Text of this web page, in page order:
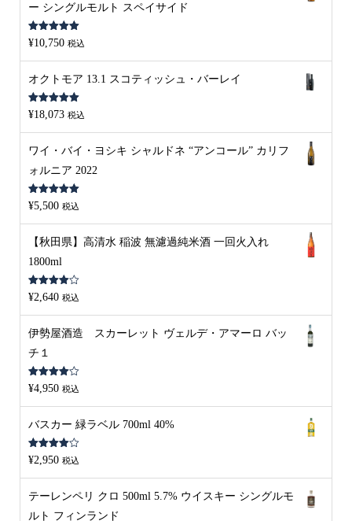
ー シングルモルト スペイサイド
5段階中5.00
の評価
¥10,750 税込
オクトモア 13.1 スコティッシュ・バーレイ
5段階中5.00
の評価
¥18,073 税込
ワイ・バイ・ヨシキ シャルドネ “アンコール” カリフ
ォルニア 2022
5段階中 5.00
の評価
¥5,500 税込
【秋田県】高清水 稲波 無濾過純米酒 一回火入れ
1800ml
5段階中
4.00の評
¥2,640 税込
伊勢屋酒造 スカーレット ヴェルデ・アマーロ バッ
チ１
5段階中
4.00の評
¥4,950 税込
バスカー 緑ラベル 700ml 40%
5段階中
4.00の評
¥2,950 税込
テーレンペリ クロ 500ml 5.7% ウイスキー シングルモ
ルト フィンランド